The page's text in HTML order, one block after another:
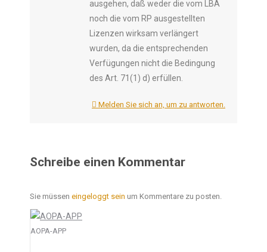
ausgehen, daß weder die vom LBA
noch die vom RP ausgestellten
Lizenzen wirksam verlängert
wurden, da die entsprechenden
Verfügungen nicht die Bedingung
des Art. 71(1) d) erfüllen.
Melden Sie sich an, um zu antworten.
Schreibe einen Kommentar
Sie müssen eingeloggt sein um Kommentare zu posten.
AOPA-APP